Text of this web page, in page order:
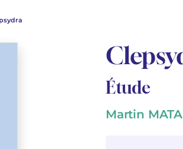
Étude
Martin